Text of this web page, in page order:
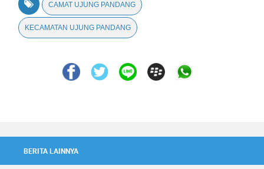
CAMAT UJUNG PANDANG
KECAMATAN UJUNG PANDANG
BERITA LAINNYA